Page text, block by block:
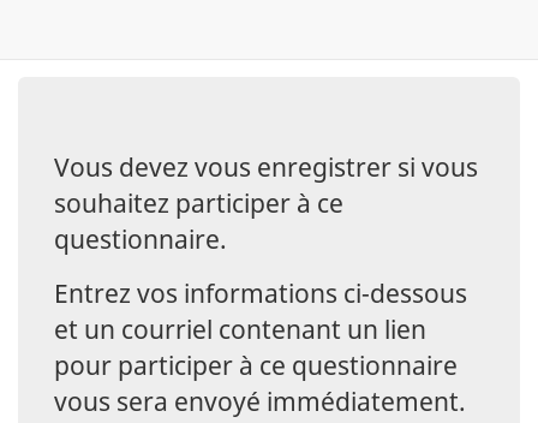
Vous devez vous enregistrer si vous
souhaitez participer à ce
questionnaire.
Entrez vos informations ci-dessous
et un courriel contenant un lien
pour participer à ce questionnaire
vous sera envoyé immédiatement.